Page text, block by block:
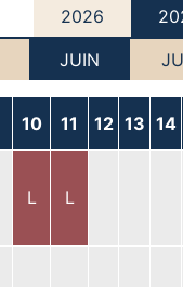
2026
JUIN
10 11 12 13 14
L L